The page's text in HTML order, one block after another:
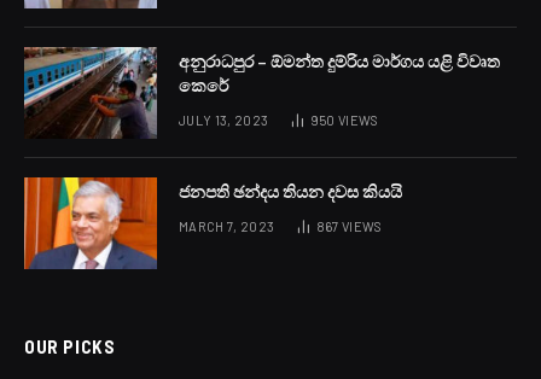
අනුරාධපුර – ඕමන්ත දුම්රිය මාර්ගය යළි විවෘත
කෙරේ
JULY 13, 2023 950 VIEWS
ජනපති ඡන්දය තියන දවස කියයි
MARCH 7, 2023 867 VIEWS
OUR PICKS